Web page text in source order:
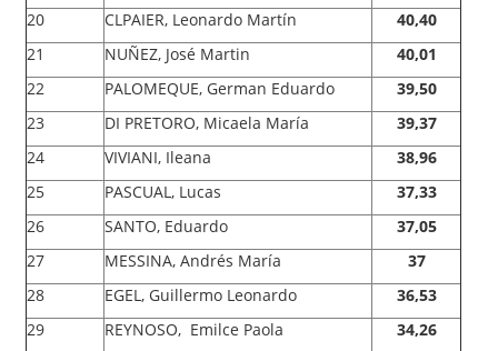
20
CLPAIER, Leonardo Martín
40,40
21
NUÑEZ, José Martin
40,01
22
PALOMEQUE, German Eduardo
39,50
23
DI PRETORO, Micaela María
39,37
24
VIVIANI, Ileana
38,96
25
PASCUAL, Lucas
37,33
26
SANTO, Eduardo
37,05
27
MESSINA, Andrés María
37
28
EGEL, Guillermo Leonardo
36,53
29
REYNOSO, Emilce Paola
34,26